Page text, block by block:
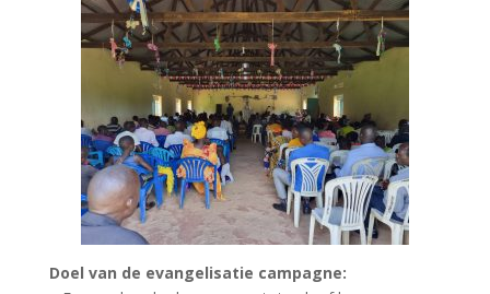
Doel van de evangelisatie campagne: